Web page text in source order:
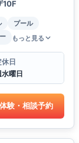
10F
プール
もっと見る
休日
水曜日
体験・相談予約